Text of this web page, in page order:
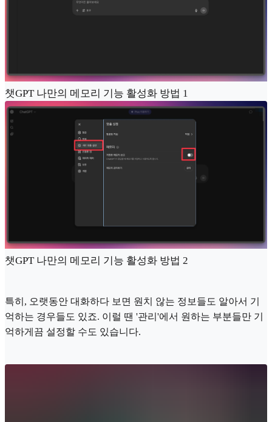
챗GPT 나만의 메모리 기능 활성화 방법 1
챗GPT 나만의 메모리 기능 활성화 방법 2
특히, 오랫동안 대화하다 보면 원치 않는 정보들도 알아서 기
억하는 경우들도 있죠. 이럴 땐 '관리'에서 원하는 부분들만 기
억하게끔 설정할 수도 있습니다.